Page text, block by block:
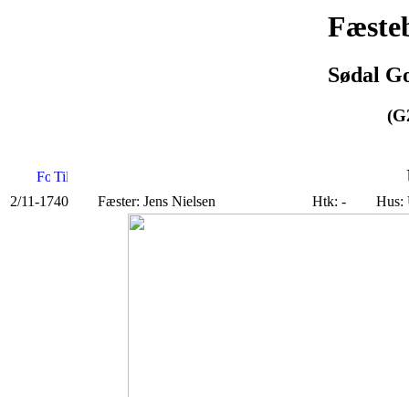
Sødal
2/11-1740 Fæster: Jens Nielsen Htk: - Hus: